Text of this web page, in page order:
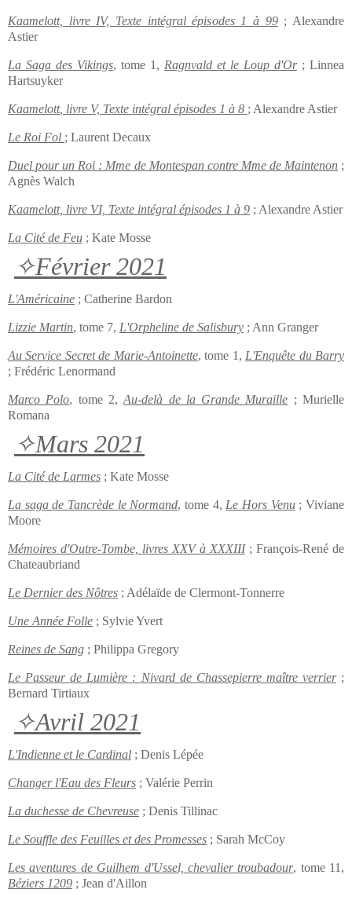
Kaamelott, livre IV, Texte intégral épisodes 1 à 99; Alexandre
Astier
La Saga des Vikings, tome 1, Ragnvald et le Loup d'Or; Linnea
Hartsuyker
Kaamelott, livre V, Texte intégral épisodes 1 à 8 ; Alexandre Astier
Le Roi Fol ; Laurent Decaux
Duel pour un Roi : Mme de Montespan contre Mme de Maintenon;
Agnès Walch
Kaamelott, livre VI, Texte intégral épisodes 1 à 9 ; Alexandre Astier
La Cité de Feu ; Kate Mosse
✧Février 2021
L'Américaine ; Catherine Bardon
Lizzie Martin, tome 7, L'Orpheline de Salisbury ; Ann Granger
Au Service Secret de Marie-Antoinette, tome 1, L'Enquête du Barry
; Frédéric Lenormand
Marco Polo, tome 2,Au-delà de la Grande Muraille ; Murielle
Romana
✧Mars 2021
La Cité de Larmes ; Kate Mosse
La saga de Tancrède le Normand, tome 4, Le Hors Venu; Viviane
Moore
Mémoires d'Outre-Tombe, livres XXV à XXXIII; François-René de
Chateaubriand
Le Dernier des Nôtres ; Adélaïde de Clermont-Tonnerre
Une Année Folle ; Sylvie Yvert
Reines de Sang ; Philippa Gregory
Le Passeur de Lumière : Nivard de Chassepierre maître verrier;
Bernard Tirtiaux
✧Avril 2021
L'Indienne et le Cardinal ; Denis Lépée
Changer l'Eau des Fleurs ; Valérie Perrin
La duchesse de Chevreuse ; Denis Tillinac
Le Souffle des Feuilles et des Promesses ; Sarah McCoy
Les aventures de Guilhem d'Ussel, chevalier troubadour, tome 11,
Béziers 1209 ; Jean d'Aillon